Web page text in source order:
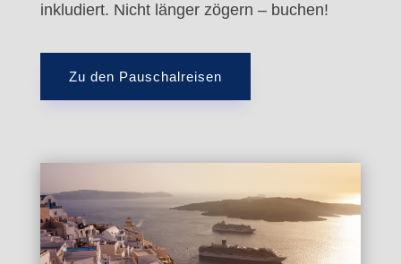
inkludiert. Nicht länger zögern – buchen!
Zu den Pauschalreisen